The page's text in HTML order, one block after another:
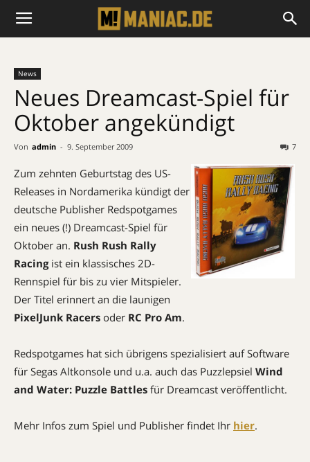
News
Neues Dreamcast-Spiel für
Oktober angekündigt
Von admin - 9. September 2009 7
Zum zehnten Geburtstag des US-
Releases in Nordamerika kündigt der
deutsche Publisher Redspotgames
ein neues (!) Dreamcast-Spiel für
Oktober an. Rush Rush Rally
Racingist ein klassisches 2D-
Rennspiel für bis zu vier Mitspieler.
Der Titel erinnert an die launigen
PixelJunk Racers oder RC Pro Am.
Redspotgames hat sich übrigens spezialisiert auf Software
für Segas Altkonsole und u.a. auch das Puzzlepsiel Wind
and Water: Puzzle Battles für Dreamcast veröffentlicht.
Mehr Infos zum Spiel und Publisher findet Ihr hier.